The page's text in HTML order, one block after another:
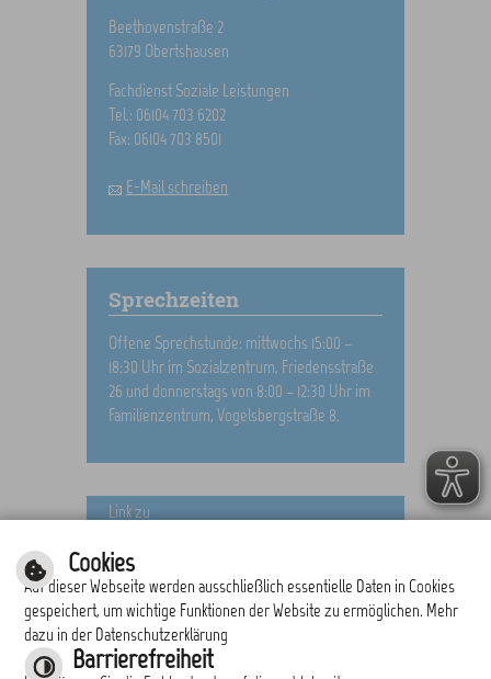
Beethovenstraße 2
63179 Obertshausen
Fachdienst Soziale Leistungen
Tel.: 06104 703 6202
Fax: 06104 703 8501
E-Mail schreiben
Sprechzeiten
Offene Sprechstunde: mittwochs 15:00 –
18:30 Uhr im Sozialzentrum, Friedensstraße
26 und donnerstags von 8:00 – 12:30 Uhr im
Familienzentrum, Vogelsbergstraße 8.
Link zu
Cookies
Auf dieser Webseite werden ausschließlich essentielle Daten in Cookies
gespeichert, um wichtige Funktionen der Website zu ermöglichen. Mehr
dazu in der Datenschutzerklärung
Barrierefreiheit